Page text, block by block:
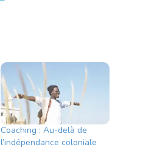
Coaching : Au-delà de
l’indépendance coloniale